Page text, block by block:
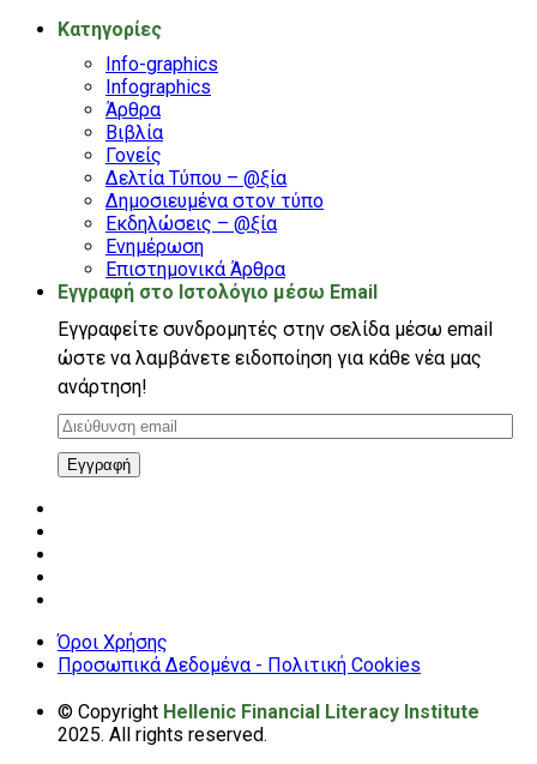
Kατηγορίες
Info-graphics
Infographics
Άρθρα
Βιβλία
Γονείς
Δελτία Τύπου – @ξία
Δημοσιευμένα στον τύπο
Εκδηλώσεις – @ξία
Ενημέρωση
Επιστημονικά Άρθρα
Εγγραφή στο Ιστολόγιο μέσω Email
Εγγραφείτε συνδρομητές στην σελίδα μέσω email
ώστε να λαμβάνετε ειδοποίηση για κάθε νέα μας
ανάρτηση!
Διεύθυνση
email
Εγγραφή
Όροι Χρήσης
Προσωπικά Δεδομένα - Πολιτική Cookies
© Copyright Hellenic Financial Literacy Institute
2025. All rights reserved.